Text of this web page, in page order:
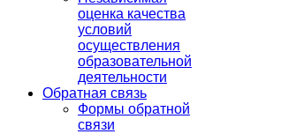
оценка качества
условий
осуществления
образовательной
деятельности
Обратная связь
Формы обратной
связи